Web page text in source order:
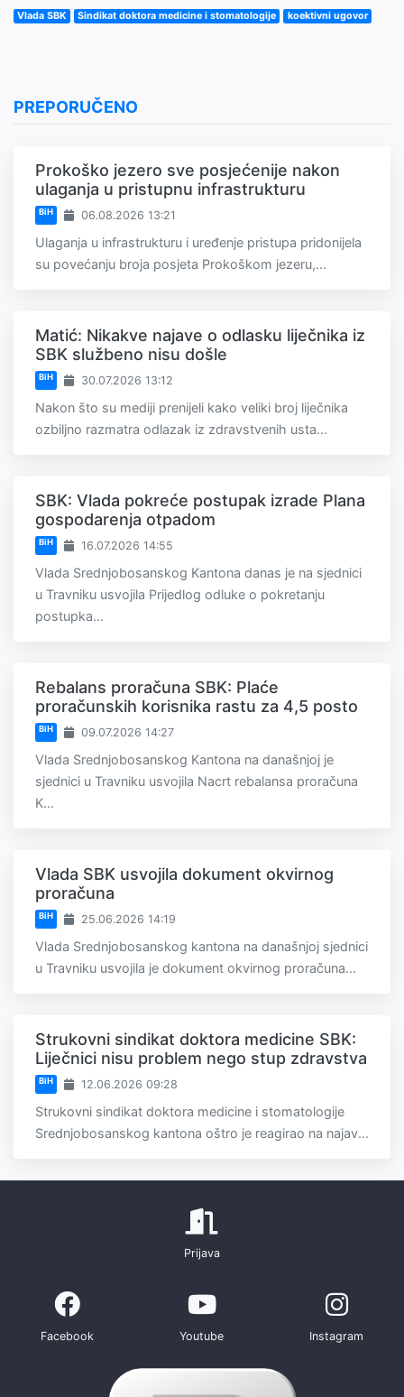
Vlada SBK Sindikat doktora medicine i stomatologije koektivni ugovor
PREPORUČENO
Prokoško jezero sve posjećenije nakon
ulaganja u pristupnu infrastrukturu
BiH 06.08.2026 13:21
Ulaganja u infrastrukturu i uređenje pristupa pridonijela
su povećanju broja posjeta Prokoškom jezeru,...
Matić: Nikakve najave o odlasku liječnika iz
SBK službeno nisu došle
BiH 30.07.2026 13:12
Nakon što su mediji prenijeli kako veliki broj liječnika
ozbiljno razmatra odlazak iz zdravstvenih usta...
SBK: Vlada pokreće postupak izrade Plana
gospodarenja otpadom
BiH 16.07.2026 14:55
Vlada Srednjobosanskog Kantona danas je na sjednici
u Travniku usvojila Prijedlog odluke o pokretanju
postupka...
Rebalans proračuna SBK: Plaće
proračunskih korisnika rastu za 4,5 posto
BiH 09.07.2026 14:27
Vlada Srednjobosanskog Kantona na današnjoj je
sjednici u Travniku usvojila Nacrt rebalansa proračuna
K...
Vlada SBK usvojila dokument okvirnog
proračuna
BiH 25.06.2026 14:19
Vlada Srednjobosanskog kantona na današnjoj sjednici
u Travniku usvojila je dokument okvirnog proračuna...
Strukovni sindikat doktora medicine SBK:
Liječnici nisu problem nego stup zdravstva
BiH 12.06.2026 09:28
Strukovni sindikat doktora medicine i stomatologije
Srednjobosanskog kantona oštro je reagirao na najav...
Prijava
Facebook Youtube Instagram